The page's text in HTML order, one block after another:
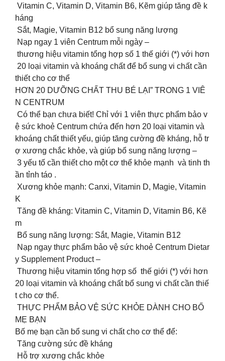
Vitamin C, Vitamin D, Vitamin B6, Kẽm giúp tăng đề k
háng
️ Sắt, Magie, Vitamin B12 bổ sung năng lượng
Nạp ngay 1 viên Centrum mỗi ngày –
thương hiệu vitamin tổng hợp số 1 thế giới (*) với hơn
20 loại vitamin và khoáng chất để bổ sung vi chất cần
thiết cho cơ thể
HƠN 2️0️ DƯỠNG CHẤT THU BÉ LẠI” TRONG 1 VIÊ
N CENTRUM
Có thể bạn chưa biết! Chỉ với 1 viên thực phẩm bảo v
ệ sức khoẻ Centrum chứa đến hơn 20 loại vitamin và
khoáng chất thiết yếu, giúp tăng cường đề kháng, hỗ tr
ợ xương chắc khỏe, và giúp bổ sung năng lượng –
3 yếu tố cần thiết cho một cơ thể khỏe mạnh và tinh th
ần tỉnh táo .
Xương khỏe mạnh: Canxi, Vitamin D, Magie, Vitamin
K
Tăng đề kháng: Vitamin C, Vitamin D, Vitamin B6, Kẽ
m
️ Bổ sung năng lượng: Sắt, Magie, Vitamin B12
Nạp ngay thực phẩm bảo vệ sức khoẻ Centrum Dietar
y Supplement Product –
Thương hiệu vitamin tổng hợp số thế giới (*) với hơn
20 loại vitamin và khoáng chất bổ sung vi chất cần thiế
t cho cơ thể.
THỰC PHẨM BẢO VỆ SỨC KHỎE DÀNH CHO BỐ
MẸ BẠN
Bố mẹ bạn cần bổ sung vi chất cho cơ thể để:
Tăng cường sức đề kháng
Hỗ trợ xương chắc khỏe